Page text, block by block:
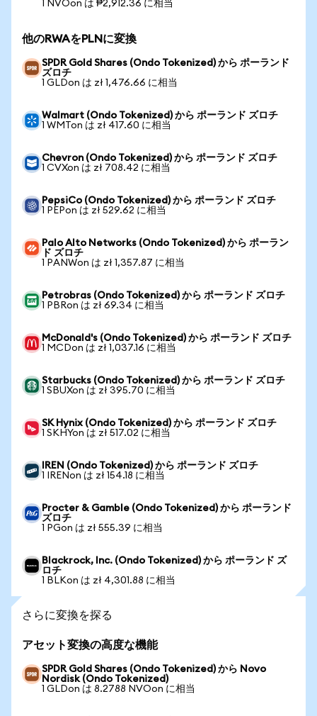
1 NVOon は ₱2,912.36 に相当
他のRWAをPLNに変換
SPDR Gold Shares (Ondo Tokenized) から ポーランド
ズロチ
1 GLDon は zł 1,476.66 に相当
Walmart (Ondo Tokenized) から ポーランド ズロチ
1 WMTon は zł 417.60 に相当
Chevron (Ondo Tokenized) から ポーランド ズロチ
1 CVXon は zł 708.42 に相当
PepsiCo (Ondo Tokenized) から ポーランド ズロチ
1 PEPon は zł 529.62 に相当
Palo Alto Networks (Ondo Tokenized) から ポーラン
ド ズロチ
1 PANWon は zł 1,357.87 に相当
Petrobras (Ondo Tokenized) から ポーランド ズロチ
1 PBRon は zł 69.34 に相当
McDonald's (Ondo Tokenized) から ポーランド ズロチ
1 MCDon は zł 1,037.16 に相当
Starbucks (Ondo Tokenized) から ポーランド ズロチ
1 SBUXon は zł 395.70 に相当
SK Hynix (Ondo Tokenized) から ポーランド ズロチ
1 SKHYon は zł 517.02 に相当
IREN (Ondo Tokenized) から ポーランド ズロチ
1 IRENon は zł 154.18 に相当
Procter & Gamble (Ondo Tokenized) から ポーランド
ズロチ
1 PGon は zł 555.39 に相当
Blackrock, Inc. (Ondo Tokenized) から ポーランド ズ
ロチ
1 BLKon は zł 4,301.88 に相当
さらに変換を探る
アセット変換の高度な機能
SPDR Gold Shares (Ondo Tokenized) から Novo
Nordisk (Ondo Tokenized)
1 GLDon は 8.2788 NVOon に相当